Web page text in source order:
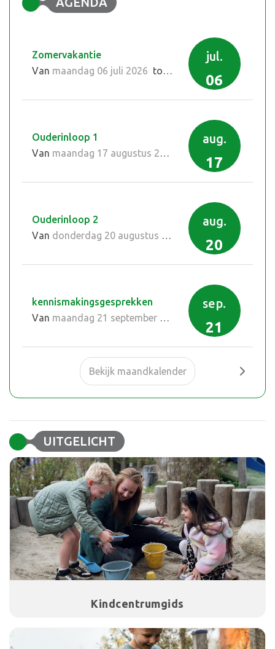
Zomervakantie
Van maandag 06 juli 2026 tot en met vrijdag 14
jul.
06
Ouderinloop 1
Van maandag 17 augustus 2026 06:30 uur tot
aug.
17
Ouderinloop 2
Van donderdag 20 augustus 2026 - uur tot
aug.
20
kennismakingsgesprekken
Van maandag 21 september 2026 tot en met vrijdag
sep.
21
Bekijk maandkalender
UITGELICHT
Kindcentrumgids